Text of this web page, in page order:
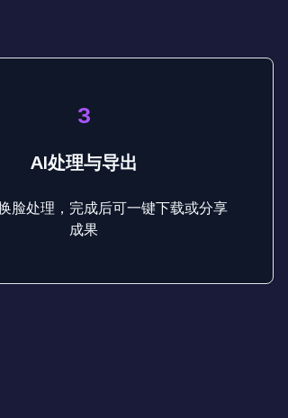
3
AI处理与导出
脸处理，完成后可一键下载或分享
成果